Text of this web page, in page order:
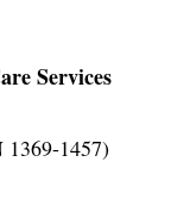
Services
1369-1457)